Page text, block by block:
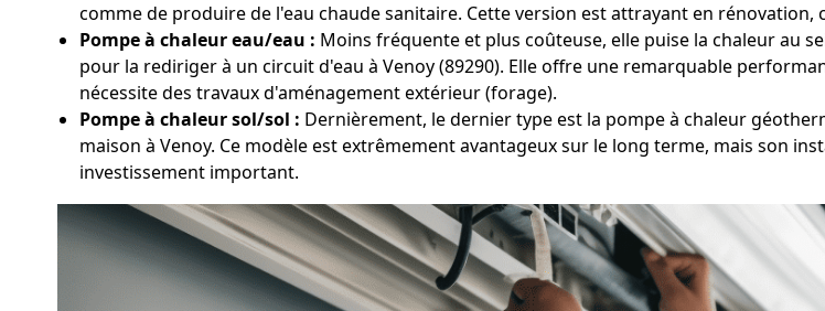
comme de produire de l'eau chaude sanitaire. Cette version est attrayant en
Pompe à chaleur eau/eau : Moins fréquente et plus coûteuse, elle puise la chaleur au
pour la rediriger à un circuit d'eau à Venoy (89290). Elle offre une remarquable
nécessite des travaux d'aménagement extérieur (forage).
Pompe à chaleur sol/sol : Dernièrement, le dernier type est la pompe à chaleur
maison à Venoy. Ce modèle est extrêmement avantageux sur le long terme, mais son
investissement important.